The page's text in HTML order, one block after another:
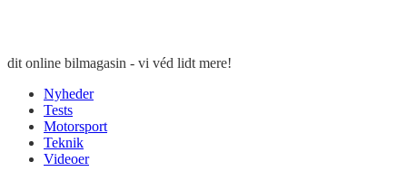
dit online bilmagasin - vi véd lidt mere!
Nyheder
Tests
Motorsport
Teknik
Videoer